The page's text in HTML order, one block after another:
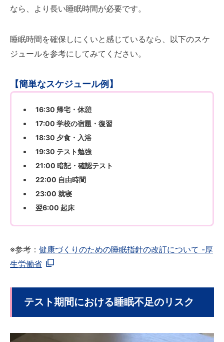
なら、より長い睡眠時間が必要です。
睡眠時間を確保しにくいと感じているなら、以下のスケ
ジュールを参考にしてみてください。
【簡単なスケジュール例】
16:30 帰宅・休憩
17:00 学校の宿題・復習
18:30 夕食・入浴
19:30 テスト勉強
21:00 暗記・確認テスト
22:00 自由時間
23:00 就寝
翌6:00 起床
※参考： 健康づくりのための睡眠指針の改訂について -厚
生労働省
テスト期間における睡眠不足のリスク